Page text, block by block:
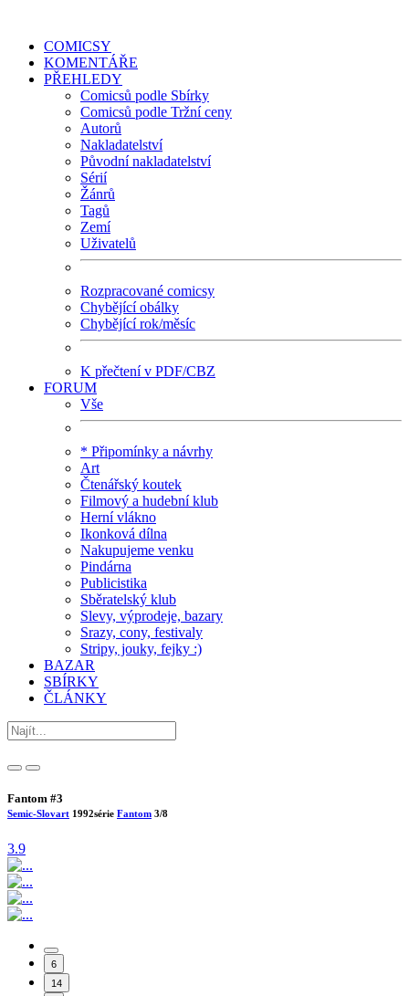
COMICSY
KOMENTÁŘE
PŘEHLEDY
Comicsů podle Sbírky
Comicsů podle Tržní ceny
Autorů
Nakladatelství
Původní nakladatelství
Sérií
Žánrů
Tagů
Zemí
Uživatelů
Rozpracované comicsy
Chybějící obálky
Chybějící rok/měsíc
K přečtení v PDF/CBZ
FORUM
Vše
* Připomínky a návrhy
Art
Čtenářský koutek
Filmový a hudební klub
Herní vlákno
Ikonková dílna
Nakupujeme venku
Pindárna
Publicistika
Sběratelský klub
Slevy, výprodeje, bazary
Srazy, cony, festivaly
Stripy, jouky, fejky :)
BAZAR
SBÍRKY
ČLÁNKY
Fantom #3
Semic-Slovart 1992série Fantom 3/8
3.9
6
14